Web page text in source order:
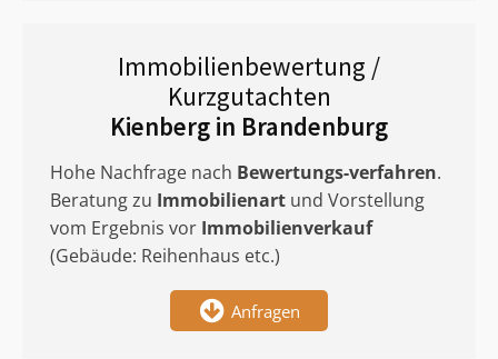
Immobilienbewertung /
Kurzgutachten
Kienberg in Brandenburg
Hohe Nachfrage nach Bewertungs-verfahren.
Beratung zu Immobilienart und Vorstellung
vom Ergebnis vor Immobilienverkauf
(Gebäude: Reihenhaus etc.)
Anfragen